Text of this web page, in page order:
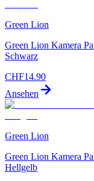
Green Lion
Green Lion Kamera
Schwarz
CHF14.90
Ansehen
Green Lion
Green Lion Kamera
Hellgelb